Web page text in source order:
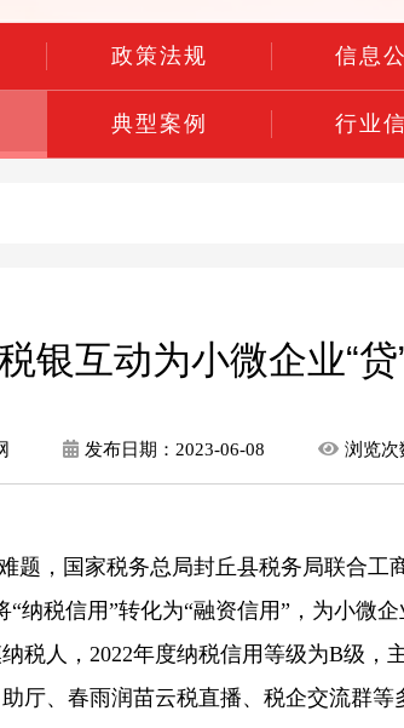
政策法规 信息
典型案例 行业
银互动为小微企业“贷
发布日期： 2023-06-08 浏览次
，国家税务总局封丘县税务局联合工
税信用”转化为“融资信用”，为小微企
人，2022年度纳税信用等级为B级，
厅、春雨润苗云税直播、税企交流群